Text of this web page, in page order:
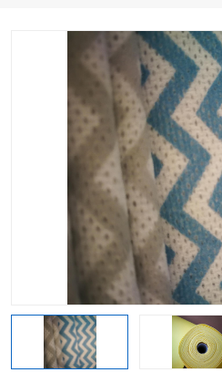
膏药水刺无纺布
棉柔巾水刺无纺布
水刺无纺布